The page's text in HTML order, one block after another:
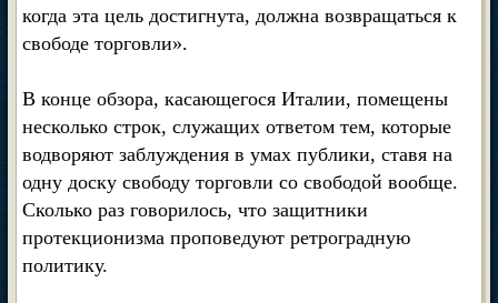
когда эта цель достигнута, должна возвращаться к
свободе торговли».
В конце обзора, касающегося Италии, помещены
несколько строк, служащих ответом тем, которые
водворяют заблуждения в умах публики, ставя на
одну доску свободу торговли со свободой вообще.
Сколько раз говорилось, что защитники
протекционизма проповедуют ретроградную
политику.